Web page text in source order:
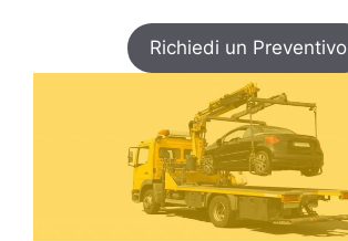
Richiedi un Preventivo